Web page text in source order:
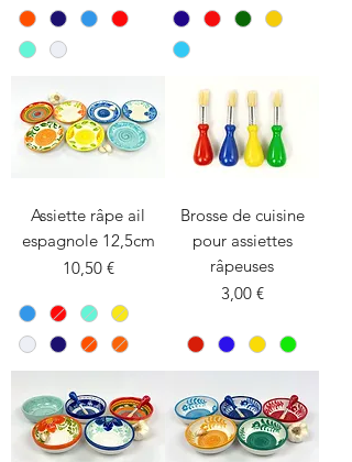
Assiette râpe ail
espagnole 12,5cm
Prix
10,50 €
Brosse de cuisine
pour assiettes
râpeuses
Prix
3,00 €